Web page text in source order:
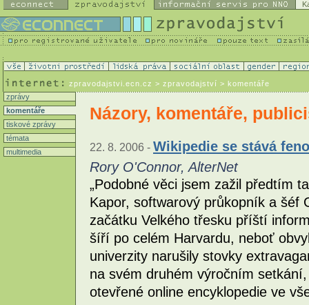
zpravodajstvi.ecn.cz > zpravodajství > komentáře
zprávy
komentáře
tiskové zprávy
témata
multimedia
Názory, komentáře,
22. 8. 2006 - Wikipedie se stává
Rory O'Connor, AlterNet
„Podobné věci jsem zažil předtím
Kapor, softwarový průkopník a šéf
začátku Velkého třesku příští
šíří po celém Harvardu, neboť
univerzity narušily stovky
na svém druhém výročním
otevřené online encyklopedie ve